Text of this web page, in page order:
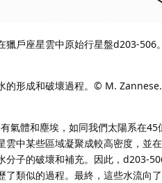
獵戶座星雲中原始行星盤d203-
的形成和破壞過程。© M. Zannese.
氣體和塵埃，如同我們太陽系在45
中某些區域凝聚成較高密度，並
子的破壞和補充。因此，d203-
了類似的過程。最終，這些水流向